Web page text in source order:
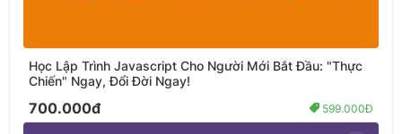
Học Lập Trình Javascript Cho Người Mới Bắt Đầu: "Thực
Chiến" Ngay, Đổi Đời Ngay!
700.000đ 599.000Đ